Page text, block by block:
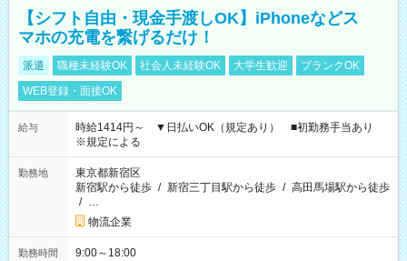
【シフト自由・現金手渡しOK】iPhoneなどス
マホの充電を繋げるだけ！
派遣 職種未経験OK 社会人未経験OK 大学生歓迎
ブランクOK
WEB登録・面接OK
給与
時給1414円～ ▼日払いOK（規定あり） ■初勤務手当あり
※規定による
勤務地
東京都新宿区
新宿駅から徒歩 / 新宿三丁目駅から徒歩 / 高田馬場駅から徒歩
/ …
物流企業
勤務時間 9:00～18:00